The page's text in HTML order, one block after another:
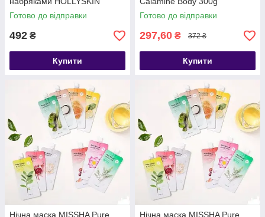
Artichoke Skin Perfecting
Mask, 250 ml
Готово до відправки
492 ₴
Купити
Готово до відправки
297,60 ₴ 372 ₴
Купити
Нічна маска MISSHA Pure
Нічна маска MISSHA Pure